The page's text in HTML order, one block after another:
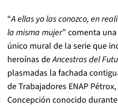
“A ellas yo las conozco, en
la misma mujer” comenta
único mural de la serie que
heroínas deAncestras del
plasmadas la fachada
de Trabajadores ENAP
Concepción conocido